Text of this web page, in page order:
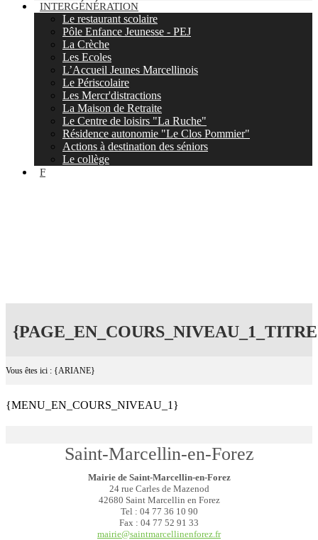
INTERGÉNÉRATION
Le restaurant scolaire
Pôle Enfance Jeunesse - PEJ
La Crèche
Les Ecoles
L’Accueil Jeunes Marcellinois
Le Périscolaire
Les Mercr'distractions
La Maison de Retraite
Le Centre de loisirs "La Ruche"
Résidence autonomie "Le Clos Pommier"
Actions à destination des séniors
Le collège
F
Vous êtes ici : {ARIANE}
{MENU_EN_COURS_NIVEAU_1}
Saint-Marcellin-en-Forez
Mairie de Saint-Marcellin-en-Forez
24 rue Carles de Mazenod
42680 Saint Marcellin en Forez
Tel : 04 77 36 10 90
Fax : 04 77 52 91 33
mairie@saintmarcellinenforez.fr